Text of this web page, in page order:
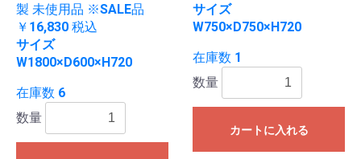
製 未使用品 ※SALE品
￥16,830 税込
サイズ
W1800×D600×H720
在庫数 6
数量
サイズ
W750×D750×H720
在庫数 1
数量
カートに入れる